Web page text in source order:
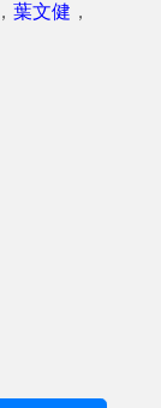
， 葉文健 ，